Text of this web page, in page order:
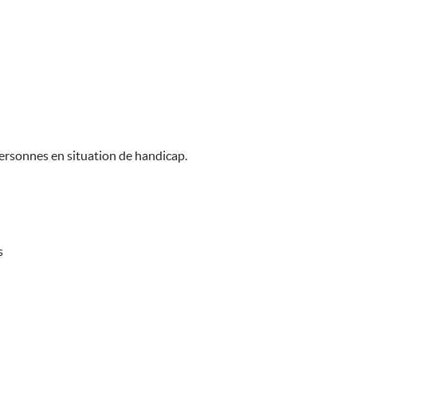
en situation de handicap.